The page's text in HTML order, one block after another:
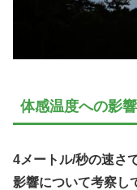
体感温度への影響
4メートル/秒の速さ
影響について考察し